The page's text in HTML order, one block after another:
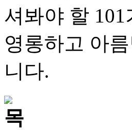
셔봐야 할
영롱하고 아
니다.